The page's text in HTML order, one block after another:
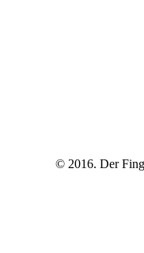
© 2016. Der